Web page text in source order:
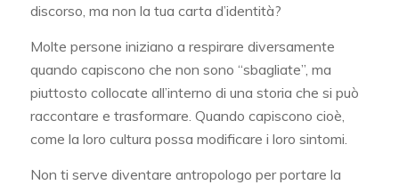
discorso, ma non la tua carta d’identità?
Molte persone iniziano a respirare diversamente
quando capiscono che non sono “sbagliate”, ma
piuttosto collocate all’interno di una storia che si può
raccontare e trasformare. Quando capiscono cioè,
come la loro cultura possa modificare i loro sintomi.
Non ti serve diventare antropologo per portare la